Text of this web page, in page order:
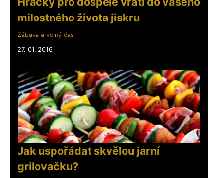
milostného života jiskru
Zábava a volný čas
27. 01. 2016
Jak uspořádat skvělou jarní
grilovačku?